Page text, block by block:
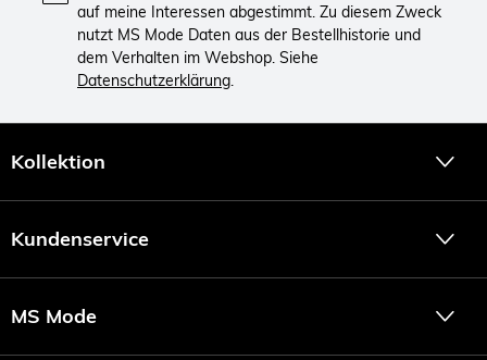
auf meine Interessen abgestimmt. Zu diesem Zweck
nutzt MS Mode Daten aus der Bestellhistorie und
dem Verhalten im Webshop. Siehe
Datenschutzerklärung.
Kollektion
Kundenservice
MS Mode